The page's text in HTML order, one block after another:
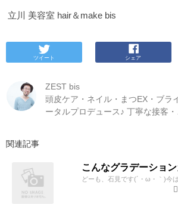
立川 美容室 hair＆make bis
ツイート シェア
ZEST bis
頭皮ケア・ネイル・まつEX・ブラ
ータルプロデュース♪ 丁寧な接客・
関連記事
どーも、石見です(´・ω・｀)今